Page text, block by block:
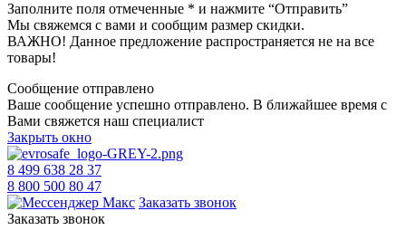
Заполните поля отмеченные * и нажмите “Отправить”
Мы свяжемся с вами и сообщим размер скидки.
ВАЖНО! Данное предложение распространяется не на все
товары!
Сообщение отправлено
Ваше сообщение успешно отправлено. В ближайшее время с
Вами свяжется наш специалист
Закрыть окно
8 499 638 28 37
8 800 500 80 47
Заказать звонок
Заказать звонок